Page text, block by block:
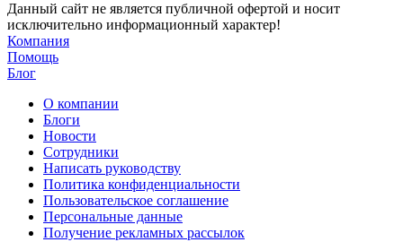
Данный сайт не является публичной офертой и носит
исключительно информационный характер!
Компания
Помощь
Блог
О компании
Блоги
Новости
Сотрудники
Написать руководству
Политика конфиденциальности
Пользовательское соглашение
Персональные данные
Получение рекламных рассылок